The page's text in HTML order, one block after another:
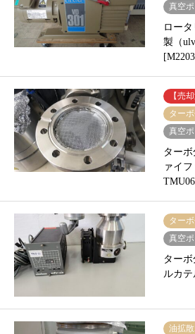
真空
ロー
製（
【売
ター
真空
ター
ァイ
ター
真空
ター
ルカ
油拡